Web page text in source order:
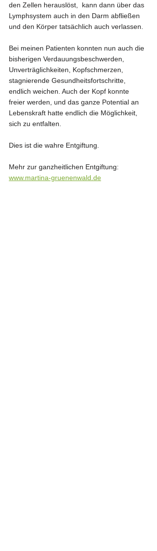
den Zellen herauslöst,  kann dann über das
Lymphsystem auch in den Darm abfließen
und den Körper tatsächlich auch verlassen.
Bei meinen Patienten konnten nun auch die
bisherigen Verdauungsbeschwerden,
Unverträglichkeiten, Kopfschmerzen,
stagnierende Gesundheitsfortschritte,
endlich weichen. Auch der Kopf konnte
freier werden, und das ganze Potential an
Lebenskraft hatte endlich die Möglichkeit,
sich zu entfalten.
Dies ist die wahre Entgiftung.
Mehr zur ganzheitlichen Entgiftung:
www.martina-gruenenwald.de